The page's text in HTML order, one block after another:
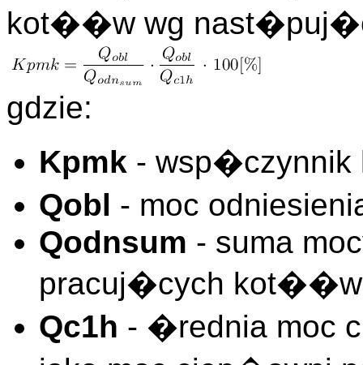
kot��w wg
gdzie:
Kpmk -
Qobl - moc
Qodnsum - suma
pracuj�cych kot��w
Qc1h - �rednia moc